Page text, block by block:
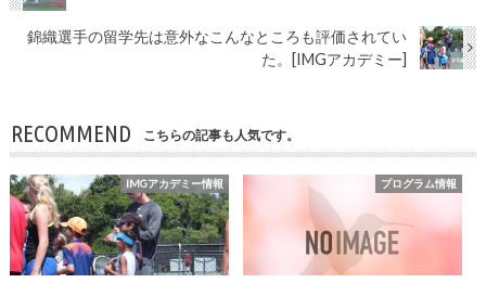
錦織選手の留学先は意外なこんなところも評価されてい
た。[IMGアカデミー]
RECOMMEND こちらの記事も人気です。
IMGアカデミー情報 プログラム情報